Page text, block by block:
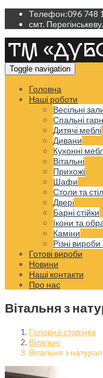
Телефон:096 748
смт. Перегінське
Toggle navigation
Головна
Наші роботи
Весільні
Спальні
Дитячі меблі
Дивани
Кухонні
Вітальні
Прихожі
Шафи
Столи та
Двері
Барні стійки
Ікони та
Каміни
Різні
Готові вироби
Новини
Наші контакти
Про нас
Вітальня з
Головна сторінка
Вітальні
Вітальня з